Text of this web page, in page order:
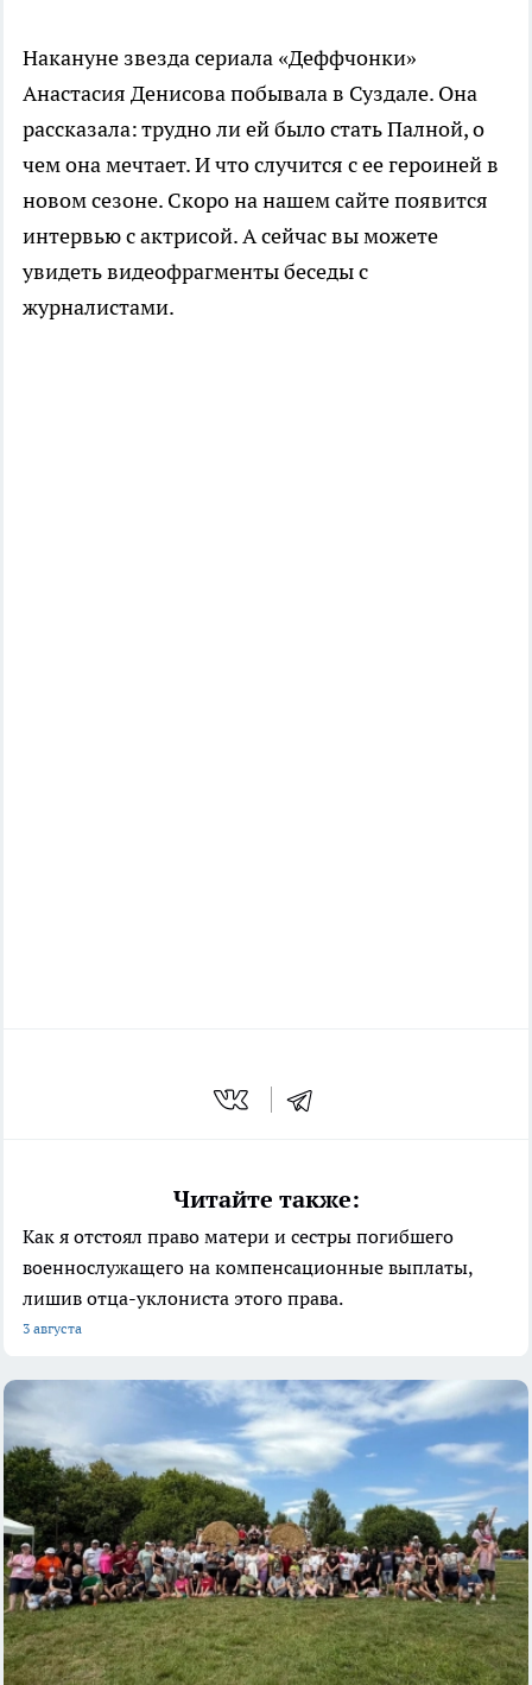
Накануне звезда сериала «Деффчонки»
Анастасия Денисова побывала в Суздале. Она
рассказала: трудно ли ей было стать Палной, о
чем она мечтает. И что случится с ее героиней в
новом сезоне. Скоро на нашем сайте появится
интервью с актрисой. А сейчас вы можете
увидеть видеофрагменты беседы с
журналистами.
Читайте также:
Как я отстоял право матери и сестры погибшего
военнослужащего на компенсационные выплаты,
лишив отца-уклониста этого права.
3 августа